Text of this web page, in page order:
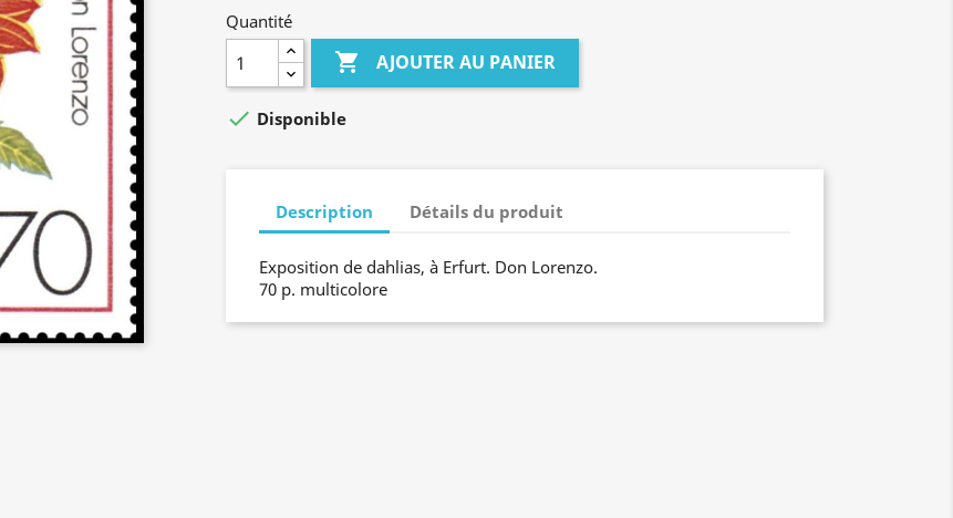
Quantité
 AJOUTER AU PANIER
 Disponible
Description Détails du produit
Exposition de dahlias, à Erfurt. Don Lorenzo.
70 p. multicolore